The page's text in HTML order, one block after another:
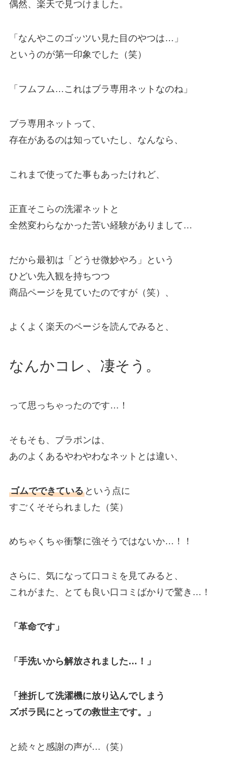
偶然、楽天で見つけました。
「なんやこのゴッツい見た目のやつは…」
というのが第一印象でした（笑）
「フムフム…これはブラ専用ネットなのね」
ブラ専用ネットって、
存在があるのは知っていたし、なんなら、
これまで使ってた事もあったけれど、
正直そこらの洗濯ネットと
全然変わらなかった苦い経験がありまして…
だから最初は「どうせ微妙やろ」という
ひどい先入観を持ちつつ
商品ページを見ていたのですが（笑）、
よくよく楽天のページを読んでみると、
なんかコレ、凄そう。
って思っちゃったのです…！
そもそも、ブラポンは、
あのよくあるやわやわなネットとは違い、
ゴムでできているという点に
すごくそそられました（笑）
めちゃくちゃ衝撃に強そうではないか…！！
さらに、気になって口コミを見てみると、
これがまた、とても良い口コミばかりで驚き…！
「革命です」
「手洗いから解放されました…！」
「挫折して洗濯機に放り込んでしまう
ズボラ民にとっての救世主です。」
と続々と感謝の声が…（笑）